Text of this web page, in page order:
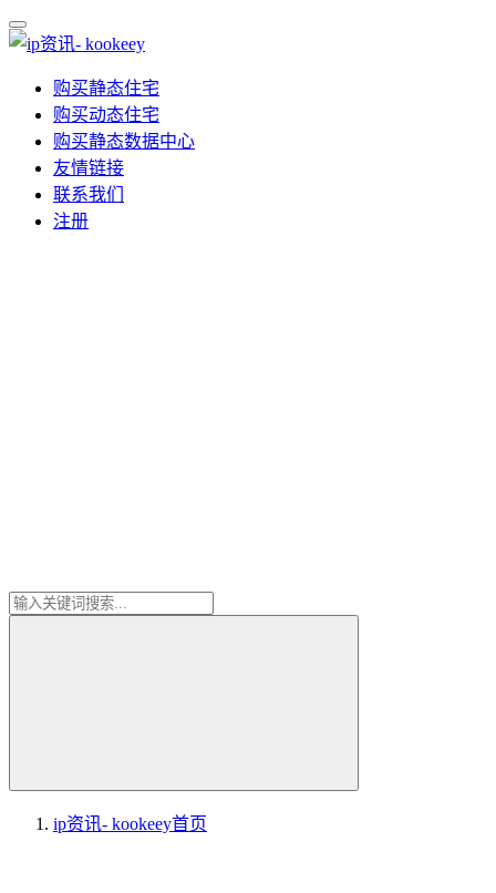
购买静态住宅
购买动态住宅
购买静态数据中心
友情链接
联系我们
注册
ip资讯- kookeey首页